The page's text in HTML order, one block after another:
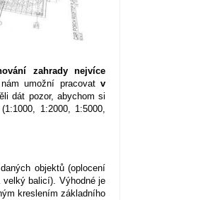
zahrady nejvíce
umožní pracovatv
dát pozor, abychom si
1:2000, 1:5000,
objektů (oplocení
balicí). Výhodné je
kreslením základního